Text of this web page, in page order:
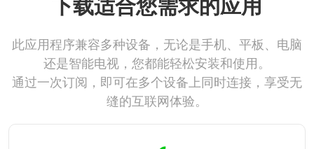
此应用程序兼容多种设备，无论是手机、平板、电脑
还是智能电视，您都能轻松安装和使用。
通过一次订阅，即可在多个设备上同时连接，享受无
缝的互联网体验。